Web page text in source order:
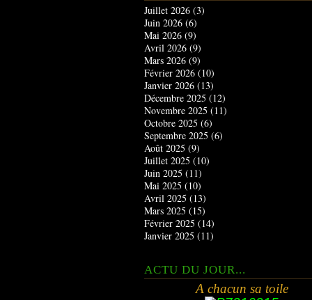
Juillet 2026 (3)
Juin 2026 (6)
Mai 2026 (9)
Avril 2026 (9)
Mars 2026 (9)
Février 2026 (10)
Janvier 2026 (13)
Décembre 2025 (12)
Novembre 2025 (11)
Octobre 2025 (6)
Septembre 2025 (6)
Août 2025 (9)
Juillet 2025 (10)
Juin 2025 (11)
Mai 2025 (10)
Avril 2025 (13)
Mars 2025 (15)
Février 2025 (14)
Janvier 2025 (11)
ACTU DU JOUR...
A chacun sa toile